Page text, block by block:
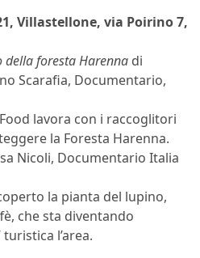
Villastellone, via Poirino 7,
della foresta Harenna di
Scarafia, Documentario,
lavora con i raccoglitori
la Foresta Harenna.
Nicoli, Documentario Italia
la pianta del lupino,
che sta diventando
l’area.